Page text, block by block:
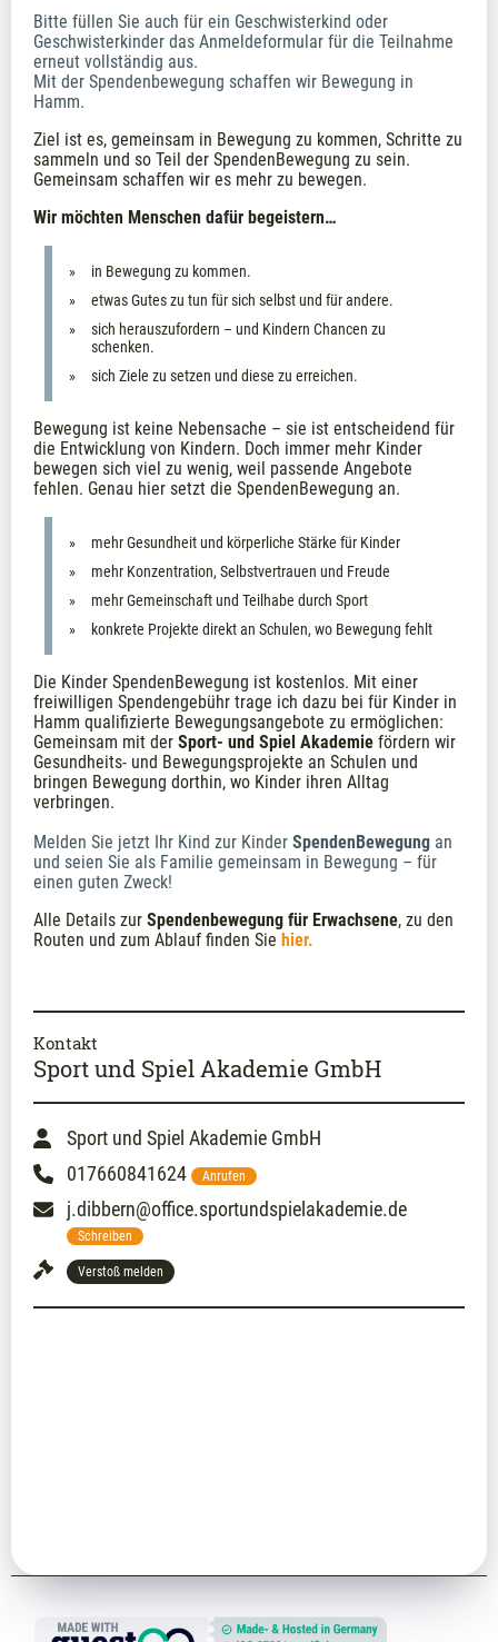
Bitte füllen Sie auch für ein Geschwisterkind oder
Geschwisterkinder das Anmeldeformular für die Teilnahme
erneut vollständig aus.
Mit der Spendenbewegung schaffen wir Bewegung in
Hamm.
Ziel ist es, gemeinsam in Bewegung zu kommen, Schritte zu
sammeln und so Teil der SpendenBewegung zu sein.
Gemeinsam schaffen wir es mehr zu bewegen.
Wir möchten Menschen dafür begeistern…
in Bewegung zu kommen.
etwas Gutes zu tun für sich selbst und für andere.
sich herauszufordern – und Kindern Chancen zu
schenken.
sich Ziele zu setzen und diese zu erreichen.
Bewegung ist keine Nebensache – sie ist entscheidend für
die Entwicklung von Kindern. Doch immer mehr Kinder
bewegen sich viel zu wenig, weil passende Angebote
fehlen. Genau hier setzt die SpendenBewegung an.
mehr Gesundheit und körperliche Stärke für Kinder
mehr Konzentration, Selbstvertrauen und Freude
mehr Gemeinschaft und Teilhabe durch Sport
konkrete Projekte direkt an Schulen, wo Bewegung fehlt
Die Kinder SpendenBewegung ist kostenlos. Mit einer
freiwilligen Spendengebühr trage ich dazu bei für Kinder in
Hamm qualifizierte Bewegungsangebote zu ermöglichen:
Gemeinsam mit der Sport- und Spiel Akademie fördern wir
Gesundheits- und Bewegungsprojekte an Schulen und
bringen Bewegung dorthin, wo Kinder ihren Alltag
verbringen.
Melden Sie jetzt Ihr Kind zur Kinder SpendenBewegung an
und seien Sie als Familie gemeinsam in Bewegung – für
einen guten Zweck!
Alle Details zur Spendenbewegung für Erwachsene, zu den
Routen und zum Ablauf finden Sie hier.
Kontakt
Sport und Spiel Akademie GmbH
Sport und Spiel Akademie GmbH
017660841624
Anrufen
j.dibbern@office.sportundspielakademie.de
Schreiben
Verstoß melden